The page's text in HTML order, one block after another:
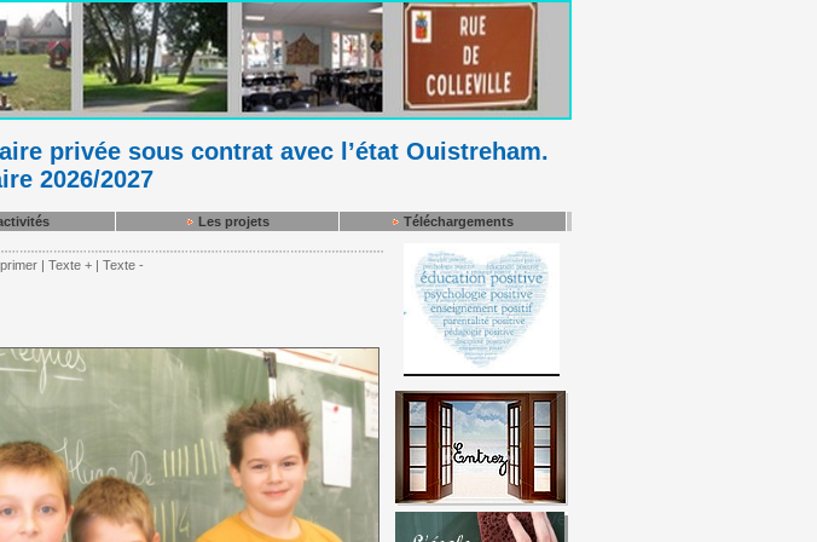
privée sous contrat avec l’état Ouistreham.
2026/2027
Les projets Téléchargements
| Texte + | Texte -